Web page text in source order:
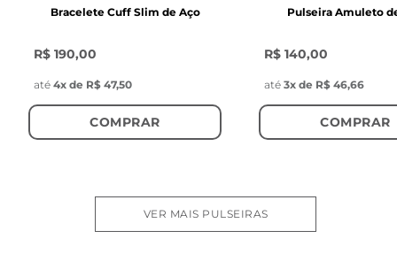
Bracelete Cuff Slim de Aço
R$ 190,00
até 4x de R$ 47,50
COMPRAR
Pulseira Amuleto
R$ 140,00
até 3x de R$ 46,66
COMPRAR
VER MAIS PULSEIRAS